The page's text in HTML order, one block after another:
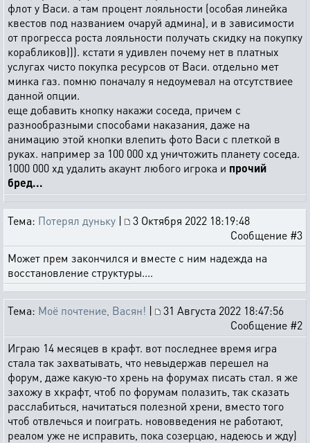
флот у Васи. а там процент лояльности (особая линейка
квестов под названием очаруй админа), и в зависимости
от прогресса роста лояльности получать скидку на покупку
корабликов))). кстати я удивлен почему нет в платных
услугах чисто покупка ресурсов от Васи. отдельно мет
минка газ. помню поначалу я недоумевал на отсутствиее
данной опции.
еще добавить кнопку накажи соседа, причем с
разнообразными способами наказания, даже на
анимацию этой кнопки влепить фото Васи с плеткой в
руках. например за 100 000 хд уничтожить планету соседа.
1000 000 хд удалить акаунт любого игрока и прочий
бред...
Тема: Потерял дуньку |
3 Октября 2022 18:19:48
Сообщение #3
Может прем закончился и вместе с ним надежда на
восстановление структуры....
Тема: Моё почтение, Васян! |
31 Августа 2022 18:47:56
Сообщение #2
Играю 14 месяцев в крафт. вот последнее время игра
стала так захватывать, что невыдержав перешел на
форум, даже какую-то хрень на форумах писать стал. я же
захожу в хкрафт, чтоб по форумам полазить, так сказать
расслабиться, начитаться полезной хрени, вместо того
чтоб отвлечься и поиграть. нововведения не работают,
реалом уже не исправить, пока созерцаю, надеюсь и жду)